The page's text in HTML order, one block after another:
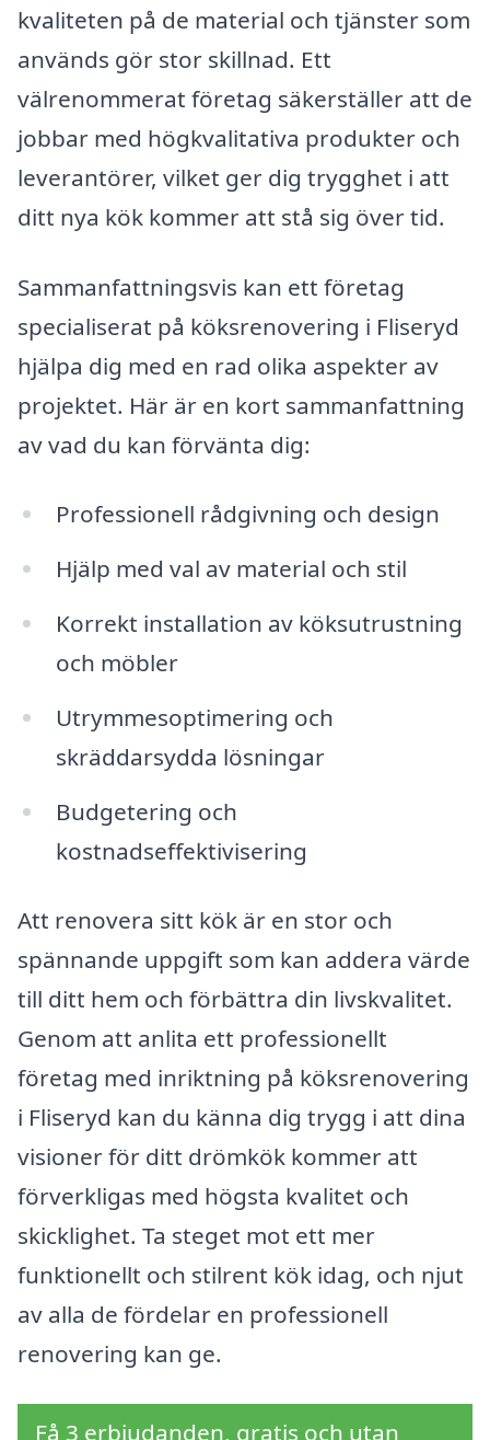
kvaliteten på de material och tjänster som
används gör stor skillnad. Ett
välrenommerat företag säkerställer att de
jobbar med högkvalitativa produkter och
leverantörer, vilket ger dig trygghet i att
ditt nya kök kommer att stå sig över tid.
Sammanfattningsvis kan ett företag
specialiserat på köksrenovering i Fliseryd
hjälpa dig med en rad olika aspekter av
projektet. Här är en kort sammanfattning
av vad du kan förvänta dig:
Professionell rådgivning och design
Hjälp med val av material och stil
Korrekt installation av köksutrustning
och möbler
Utrymmesoptimering och
skräddarsydda lösningar
Budgetering och
kostnadseffektivisering
Att renovera sitt kök är en stor och
spännande uppgift som kan addera värde
till ditt hem och förbättra din livskvalitet.
Genom att anlita ett professionellt
företag med inriktning på köksrenovering
i Fliseryd kan du känna dig trygg i att dina
visioner för ditt drömkök kommer att
förverkligas med högsta kvalitet och
skicklighet. Ta steget mot ett mer
funktionellt och stilrent kök idag, och njut
av alla de fördelar en professionell
renovering kan ge.
Få 3 erbjudanden, gratis och utan